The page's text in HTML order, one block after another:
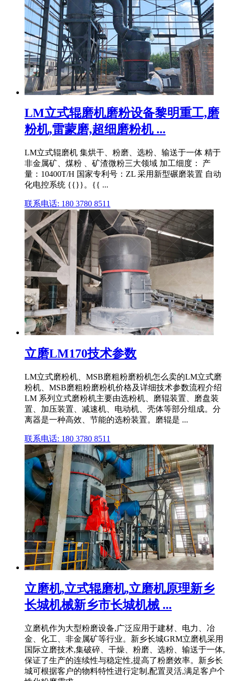
LM立式辊磨机磨粉设备黎明重工,磨
粉机,雷蒙磨,超细磨粉机 ...
LM立式辊磨机 集烘干、粉磨、选粉、输送于一体 精于
非金属矿、煤粉 、矿渣微粉三大领域 加工细度： 产
量：10400T/H 国家专利号：ZL 采用新型碾磨装置 自动
化电控系统 {{}}。{{ ...
联系电话: 180 3780 8511
立磨LM170技术参数
LM立式磨粉机、MSB磨粗粉磨粉机怎么卖的LM立式磨
粉机、MSB磨粗粉磨粉机价格及详细技术参数流程介绍
LM 系列立式磨粉机主要由选粉机、磨辊装置、磨盘装
置、加压装置、减速机、电动机、壳体等部分组成。分
离器是一种高效、节能的选粉装置。磨辊是 ...
联系电话: 180 3780 8511
立磨机,立式辊磨机,立磨机原理新乡
长城机械新乡市长城机械 ...
立磨机作为大型粉磨设备,广泛应用于建材、电力、冶
金、化工、非金属矿等行业。新乡长城GRM立磨机采用
国际立磨技术,集破碎、干燥、粉磨、选粉、输送于一体,
保证了生产的连续性与稳定性,提高了粉磨效率。新乡长
城可根据客户的物料特性进行定制,配置灵活,满足客户个